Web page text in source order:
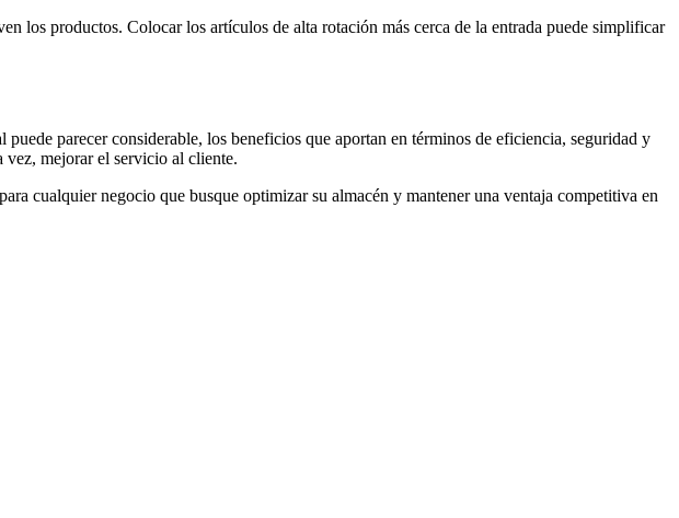
los productos. Colocar los artículos de alta rotación más cerca de la entrada puede simplificar
parecer considerable, los beneficios que aportan en términos de eficiencia, seguridad y
vez, mejorar el servicio al cliente.
cualquier negocio que busque optimizar su almacén y mantener una ventaja competitiva en